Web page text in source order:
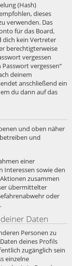
(Hash)
dieses
verwenden. Das
für das Board,
dich kein Vertreter
berechtigterweise
vergessen
vergessen“
deinem
anschließend ein
du dann auf das
und oben näher
und
einer
Interessen sowie den
zusammen
übermittelter
oder
Daten
Personen zu
deines Profils
zugänglich sein
einzelne